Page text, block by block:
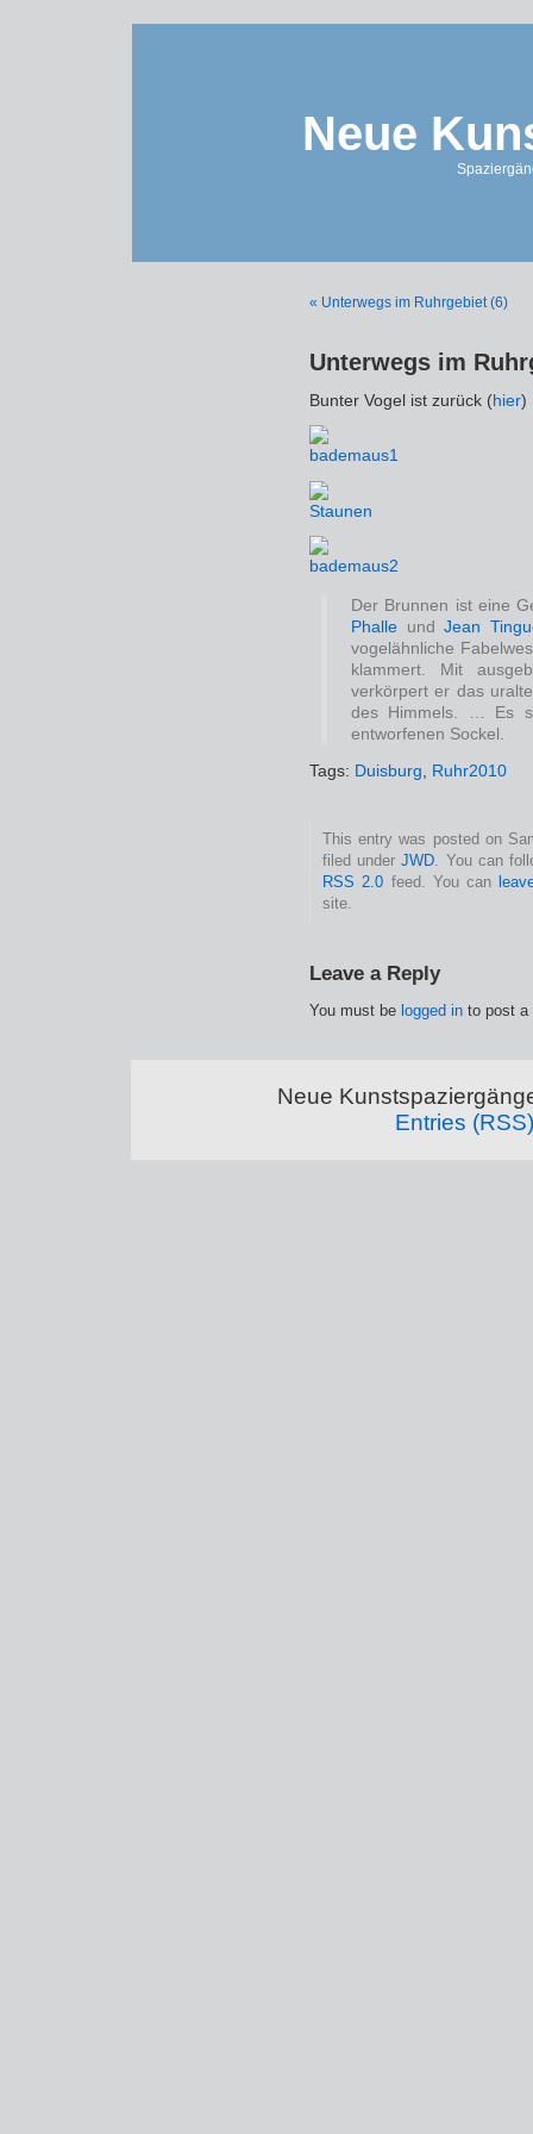
Neue
« Unterwegs im Ruhrgebiet (6)
Unterwegs im
Bunter Vogel ist zurück (hier)
Der Brunnen ist eine
Phalle undJean
vogelähnliche
klammert. Mit
verkörpert er das
des Himmels. … Es
entworfenen Sockel.
Tags: Duisburg Ruhr2010
This entry was posted on
filed underJWD . You can
RSS 2.0 feed. You can
site.
Leave a Reply
You must be logged in to post a
Neue
Entries (RSS)